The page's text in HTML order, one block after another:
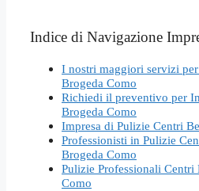
Indice di Navigazione
I nostri maggiori servizi
Brogeda Como
Richiedi il preventivo per
Brogeda Como
Impresa di Pulizie Centri
Professionisti in Pulizie
Brogeda Como
Pulizie Professionali Centri
Como